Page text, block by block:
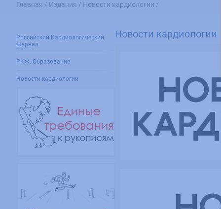
Главная / Издания / Новости кардиологии /
Российский Кардиологический
Журнал
РКЖ. Образование
Новости кардиологии
Новости кардиологии